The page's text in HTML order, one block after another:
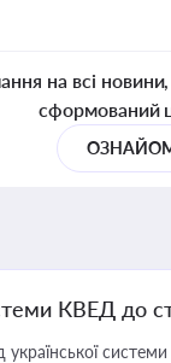
на всі
сформований
КВЕД до
системи